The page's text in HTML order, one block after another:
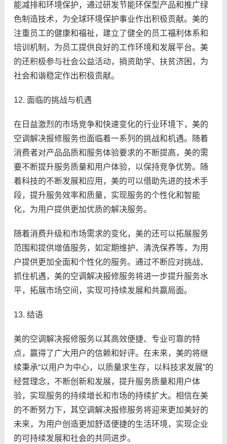
能减排和环境保护，通过研发节能环保型产品和推广绿
色制造技术，为全球环境保护事业作出积极贡献。美的
注重员工的健康和福祉，建立了健全的员工福利体系和
培训机制，为员工提供良好的工作环境和发展平台。美
的还积极参与社会公益活动，捐资助学、扶贫济困，为
社会和谐稳定作出积极贡献。
12. 面临的挑战与机遇
在日益激烈的市场竞争和快速变化的行业环境下，美的
空调解决报修服务也面临着一系列的挑战和机遇。随着
消费者对产品品质和服务体验要求的不断提高，美的需
要不断提升服务质量和用户体验，以保持竞争优势。随
着科技的不断发展和应用，美的可以借助先进的技术手
段，提升服务效率和质量，实现服务的个性化和智能
化，为用户提供更加优质的解决服务。
随着消费升级和市场需求的变化，美的还可以拓展服务
范围和提供增值服务，如定期维护、清洗保养等，为用
户提供更加全面和个性化的服务。通过不断应对挑战、
抓住机遇，美的空调解决报修服务将进一步提升服务水
平，拓展市场空间，实现可持续发展和共赢局面。
13. 结语
美的空调解决报修服务以其高效便捷、专业可靠的特
点，赢得了广大用户的信赖和好评。在未来，美的将继
续秉承“以用户为中心，以质量求生存，以科技求发展”的
经营理念，不断创新和发展，提升服务质量和用户体
验，实现服务的持续增长和市场的持续扩大。相信在美
的不断努力下，其空调解决报修服务将迎来更加美好的
未来，为用户创造更加舒适便捷的生活环境，实现企业
的可持续发展和社会的共同进步。